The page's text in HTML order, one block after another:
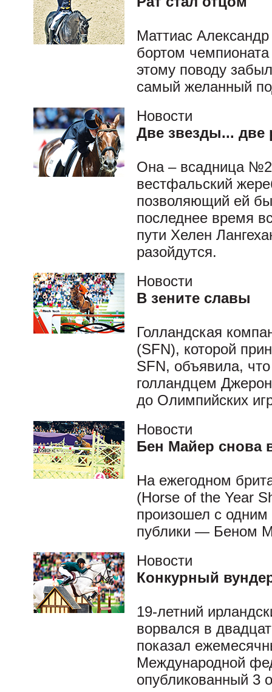
Маттиас Александр
бортом
этому поводу
самый желанный
Новости
Две звезды... две
Она – всадница
вестфальский
позволяющий ей
последнее время
пути Хелен
разойдутся.
Новости
В зените славы
Голландская
(SFN), которой
SFN, объявила,
голландцем
до Олимпийских
Новости
Бен Майер снова
На ежегодном
(Horse of the Year
произошел с одним
публики — Беном
Новости
Конкурный
19-летний
ворвался в
показал
Международной
опубликованный 3